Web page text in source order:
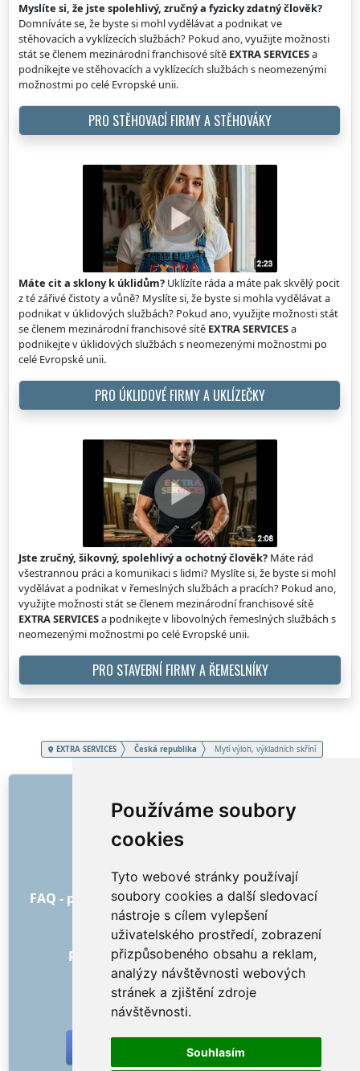
Používáme soubory
cookies
Tyto webové stránky používají
soubory cookies a další sledovací
nástroje s cílem vylepšení
uživatelského prostředí, zobrazení
přizpůsobeného obsahu a reklam,
analýzy návštěvnosti webových
stránek a zjištění zdroje
návštěvnosti.
Souhlasím
Myslíte si, že jste spolehlivý, zručný a fyzicky zdatný člověk?
Domníváte se, že byste si mohl vydělávat a podnikat ve
stěhovacích a vyklízecích službách? Pokud ano, využijte možnosti
stát se členem mezinárodní franchisové sítě EXTRA SERVICESa
podnikejte ve stěhovacích a vyklízecích službách s neomezenými
možnostmi po celé Evropské unii.
PRO STĚHOVACÍ FIRMY A STĚHOVÁKY
Máte cit a sklony k úklidům? Uklízíte ráda a máte pak skvělý pocit
z té zářivé čistoty a vůně? Myslíte si, že byste si mohla vydělávat a
podnikat v úklidových službách? Pokud ano, využijte možnosti stát
se členem mezinárodní franchisové sítě EXTRA SERVICESa
podnikejte v úklidových službách s neomezenými možnostmi po
celé Evropské unii.
PRO ÚKLIDOVÉ FIRMY A UKLÍZEČKY
Jste zručný, šikovný, spolehlivý a ochotný člověk? Máte rád
všestrannou práci a komunikaci s lidmi? Myslíte si, že byste si mohl
vydělávat a podnikat v řemeslných službách a pracích? Pokud ano,
využijte možnosti stát se členem mezinárodní franchisové sítě
EXTRA SERVICESa podnikejte v libovolných řemeslných službách s
neomezenými možnostmi po celé Evropské unii.
PRO STAVEBNÍ FIRMY A ŘEMESLNÍKY
EXTRA SERVICES Česká republika Mytí výloh, výkladních skříní
O nás
Jak to všechno začalo
Všeobecné obchodní podmínky
FAQ - pro objednatele FAQ - pro poskytovatele
Reklama a marketing
Blog
Recenze objednávek s hodnocením
Kontakt
SOCIÁLNÍ SÍTĚ